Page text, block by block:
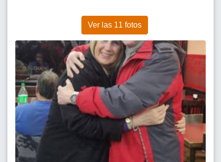
Ver las 11 fotos